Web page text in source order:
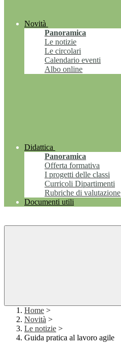
Novità
Panoramica
Le notizie
Le circolari
Calendario eventi
Albo online
Didattica
Panoramica
Offerta formativa
I progetti delle classi
Curricoli Dipartimenti
Rubriche di valutazione
Documenti utili
Home >
Novità >
Le notizie >
Guida pratica al lavoro agile